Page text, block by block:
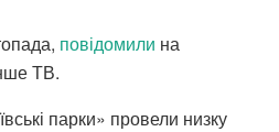
повідомили на
ТВ.
парки» провели низку